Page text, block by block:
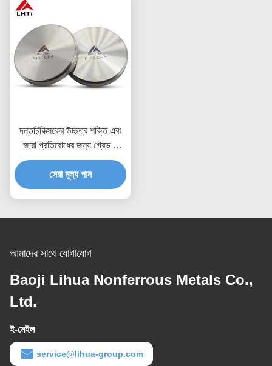
দন্তচিকিত্সকের উচ্চতর শক্তি এবং
জারা প্রতিরোধের জন্য গ্রেড 5
মেডিকেল টাইটানিয়াম ডিস্ক
সেরা মূল্য পান
আমাদের সাথে যোগাযোগ
Baoji Lihua Nonferrous Metals Co.,
Ltd.
ই-মেইল
service@lihua-group.com